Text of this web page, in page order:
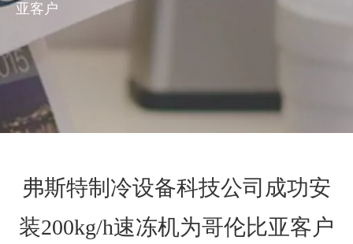
亚客户
弗斯特制冷设备科技公司成功安
装200kg/h速冻机为哥伦比亚客户